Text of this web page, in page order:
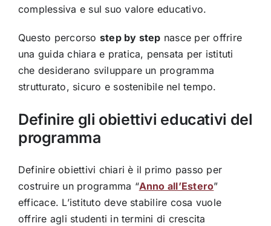
complessiva e sul suo valore educativo.
Questo percorso step by step nasce per offrire
una guida chiara e pratica, pensata per istituti
che desiderano sviluppare un programma
strutturato, sicuro e sostenibile nel tempo.
Definire gli obiettivi educativi del
programma
Definire obiettivi chiari è il primo passo per
costruire un programma “Anno all’Estero”
efficace. L’istituto deve stabilire cosa vuole
offrire agli studenti in termini di crescita